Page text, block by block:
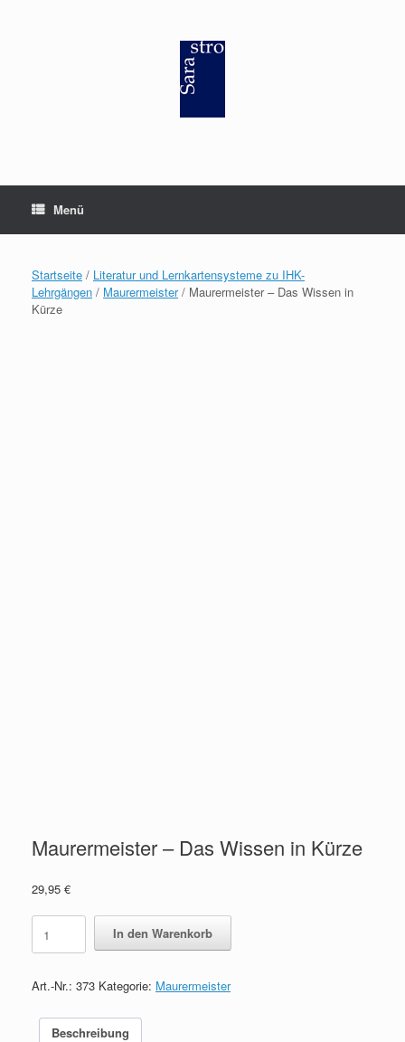
Menü
Startseite / Literatur und Lernkartensysteme zu IHK-
Lehrgängen / Maurermeister/ Maurermeister – Das Wissen in
Kürze
Maurermeister – Das Wissen in Kürze
29,95 €
Maurermeister
Das
in
quantity
In den Warenkorb
Art.-Nr.: 373 Kategorie: Maurermeister
Beschreibung